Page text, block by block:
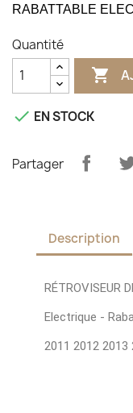
RABATTABLE
Quantité

 EN STOCK
Partager
Description
RÉTROVISEUR
Electrique -
2011 2012 2013